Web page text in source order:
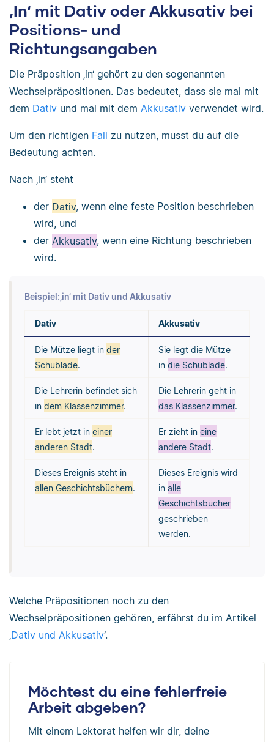
‚In‘ mit Dativ oder Akkusativ bei
Positions- und
Richtungsangaben
Die Präposition ‚in‘ gehört zu den sogenannten
Wechselpräpositionen. Das bedeutet, dass sie mal mit
dem Dativ und mal mit dem Akkusativ verwendet wird.
Um den richtigen Fall zu nutzen, musst du auf die
Bedeutung achten.
Nach ‚in‘ steht
der Dativ, wenn eine feste Position beschrieben
wird, und
der Akkusativ, wenn eine Richtung beschrieben
wird.
Beispiel:‚in‘ mit Dativ und Akkusativ
Dativ Akkusativ
Die Mütze liegt in der
Schublade.
Sie legt die Mütze
in die Schublade.
Die Lehrerin befindet sich
in dem Klassenzimmer.
Die Lehrerin geht in
das Klassenzimmer.
Er lebt jetzt in einer
anderen Stadt.
Er zieht in eine
andere Stadt.
Dieses Ereignis steht in
allen Geschichtsbüchern.
Dieses Ereignis wird
in alle
Geschichtsbücher
geschrieben
werden.
Welche Präpositionen noch zu den
Wechselpräpositionen gehören, erfährst du im Artikel
‚Dativ und Akkusativ‘.
Möchtest du eine fehlerfreie
Arbeit abgeben?
Mit einem Lektorat helfen wir dir, deine